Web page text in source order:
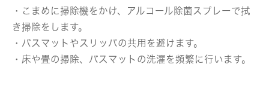
・こまめに掃除機をかけ、アルコール除菌スプレーで拭
き掃除をします。
・バスマットやスリッパの共用を避けます。
・床や畳の掃除、バスマットの洗濯を頻繁に行います。